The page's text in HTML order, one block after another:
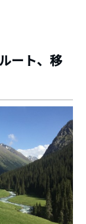
ート、移